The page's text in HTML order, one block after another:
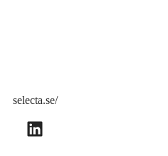
selecta.se/